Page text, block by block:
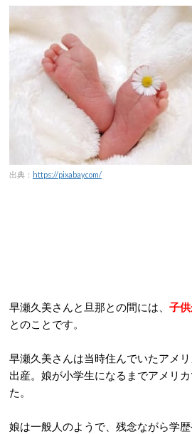
出典： https://pixabay.com/
早瀬久美さんと旦那との間には、 子
とのことです。
早瀬久美さんは当時住んでいたアメ
出産。娘が小学生になるまでアメリ
た。
娘は一般人のようで、残念ながら学